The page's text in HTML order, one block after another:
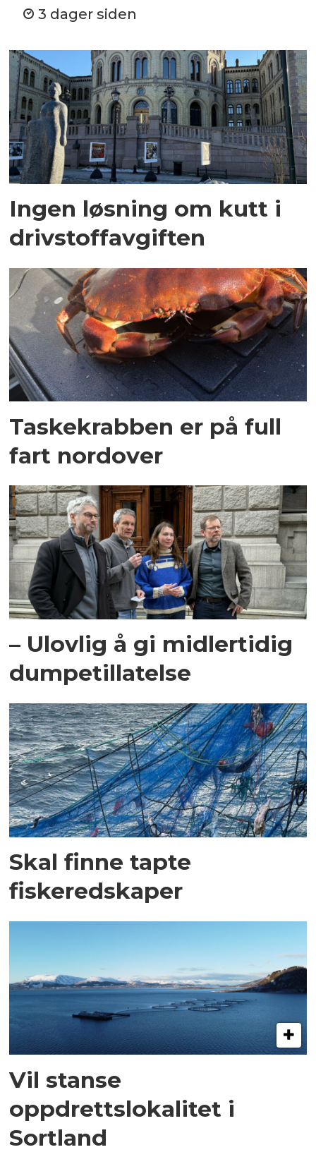
3 dager siden
Ingen løsning om kutt i
drivstoffavgiften
Taskekrabben er på full
fart nordover
– Ulovlig å gi midlertidig
dumpetillatelse
Skal finne tapte
fiskeredskaper
Vil stanse
oppdrettslokalitet i
Sortland